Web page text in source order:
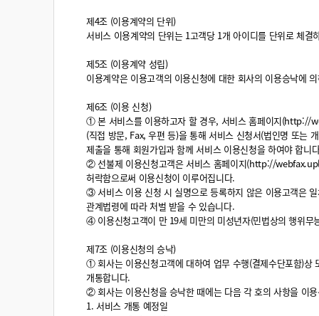
제4조 (이용계약의 단위)
서비스 이용계약의 단위는 1고객당 1개 아이디를 단위로 체
제5조 (이용계약 성립)
이용계약은 이용고객의 이용신청에 대한 회사의 이용승낙에
제6조 (이용 신청)
① 본 서비스를 이용하고자 할 경우, 서비스 홈페이지
(직접 방문, Fax, 우편 등)을 통해 서비스 신청서(법인명 또는
제출을 통해 회원가입과 함께 서비스 이용신청을 하여야 합니
② 선불제 이용신청고객은 서비스 홈페이지(http://
허락함으로써 이용신청이 이루어집니다.
③ 서비스 이용 신청 시 실명으로 등록하지 않은 이용고객은
관계법령에 따라 처벌 받을 수 있습니다.
④ 이용신청고객이 만 19세 미만의 미성년자(민법상의 행위무
제7조 (이용신청의 승낙)
① 회사는 이용신청고객에 대하여 업무 수행(결제수단포함)상
개통합니다.
② 회사는 이용신청을 승낙한 때에는 다음 각 호의 사항을 이
1. 서비스 개통 예정일